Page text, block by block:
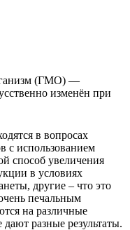
(ГМО) —
изменён при
в вопросах
с использованием
способ увеличения
в условиях
другие – что это
печальным
на различные
разные результаты.